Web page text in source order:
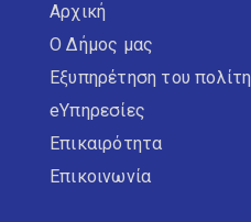
Αρχική
Ο Δήμος μας
Εξυπηρέτηση του πολίτη
eΥπηρεσίες
Επικαιρότητα
Επικοινωνία